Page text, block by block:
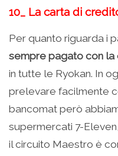
10_ La carta di
Per quanto riguarda i
sempre pagato con la
in tutte le Ryokan. In
prelevare facilmente
bancomat però
supermercati 7-
il circuito Maestro è